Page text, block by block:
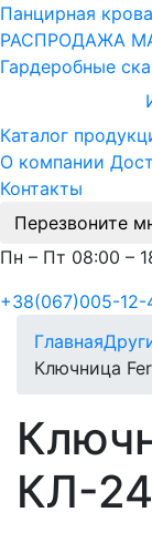
Панцирная
РАСПРОДАЖА
Гардеробные
Каталог
О компании
Контакты
Перезвоните
Пн – Пт 08:00 –
+38(067)005-12-
Главная
Ключница
КЛ-